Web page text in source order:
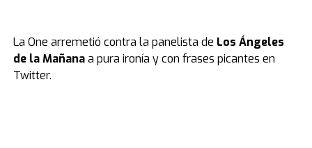
La One arremetió contra la panelista de Los Ángeles
de la Mañanaa pura ironía y con frases picantes en
Twitter.